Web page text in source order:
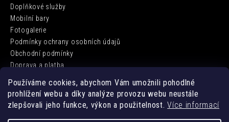
Používáme cookies, abychom Vám umožnili pohodlné
prohlížení webu a díky analýze provozu webu neustále
zlepšovali jeho funkce, výkon a použitelnost.Více informací
Doplňkové služby
Mobilní bary
Fotogalerie
Podmínky ochrany osobních údajů
Obchodní podmínky
Doprava a platba
Facebook